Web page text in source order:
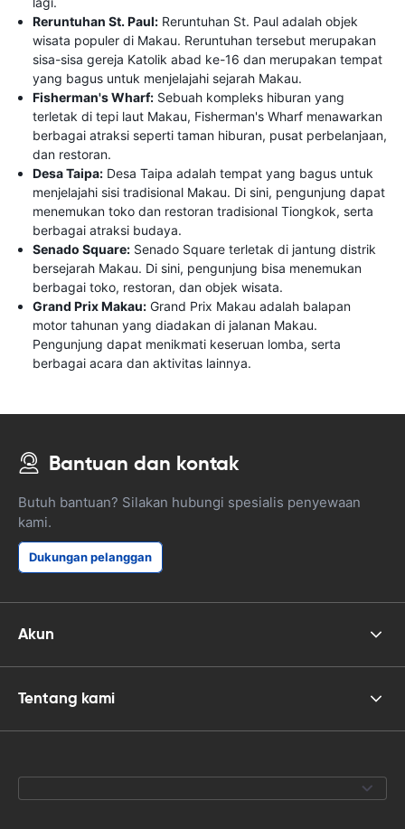
Reruntuhan St. Paul: Reruntuhan St. Paul adalah objek
wisata populer di Makau. Reruntuhan tersebut merupakan
sisa-sisa gereja Katolik abad ke-16 dan merupakan tempat
yang bagus untuk menjelajahi sejarah Makau.
Fisherman's Wharf: Sebuah kompleks hiburan yang
terletak di tepi laut Makau, Fisherman's Wharf menawarkan
berbagai atraksi seperti taman hiburan, pusat perbelanjaan,
dan restoran.
Desa Taipa: Desa Taipa adalah tempat yang bagus untuk
menjelajahi sisi tradisional Makau. Di sini, pengunjung dapat
menemukan toko dan restoran tradisional Tiongkok, serta
berbagai atraksi budaya.
Senado Square: Senado Square terletak di jantung distrik
bersejarah Makau. Di sini, pengunjung bisa menemukan
berbagai toko, restoran, dan objek wisata.
Grand Prix Makau: Grand Prix Makau adalah balapan
motor tahunan yang diadakan di jalanan Makau.
Pengunjung dapat menikmati keseruan lomba, serta
berbagai acara dan aktivitas lainnya.
Bantuan dan kontak
Butuh bantuan? Silakan hubungi spesialis penyewaan
kami.
Dukungan pelanggan
Akun
Tentang kami